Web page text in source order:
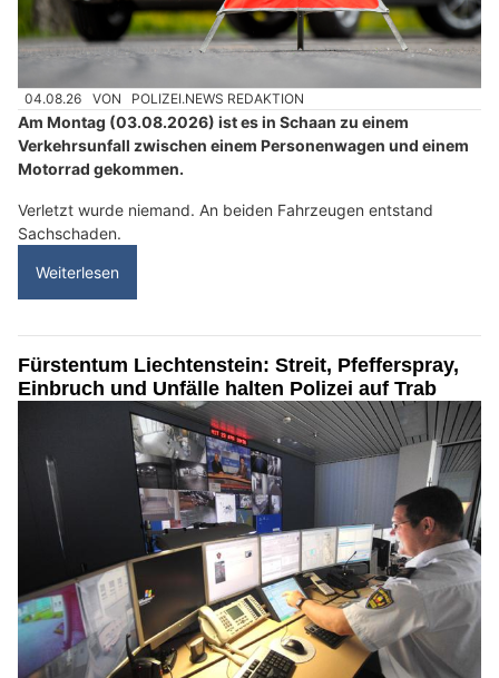
04.08.26 VON POLIZEI.NEWS REDAKTION
Am Montag (03.08.2026) ist es in Schaan zu einem
Verkehrsunfall zwischen einem Personenwagen und einem
Motorrad gekommen.
Verletzt wurde niemand. An beiden Fahrzeugen entstand
Sachschaden.
Weiterlesen
Fürstentum Liechtenstein: Streit, Pfefferspray,
Einbruch und Unfälle halten Polizei auf Trab